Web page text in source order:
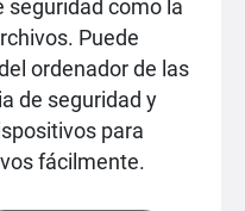
seguridad como la
Puede
ordenador de las
de seguridad y
para
fácilmente.